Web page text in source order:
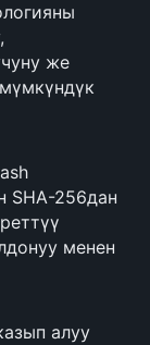
же
SHA-256дан
менен
алуу